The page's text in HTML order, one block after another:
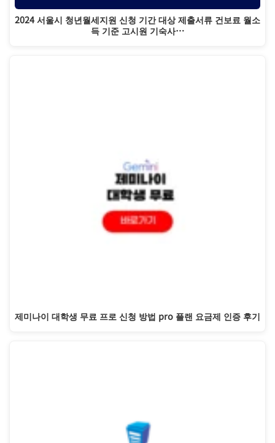
2024 서울시 청년월세지원 신청 기간 대상 제출서류 건보료 월소
득 기준 고시원 기숙사…
제미나이 대학생 무료 프로 신청 방법 pro 플랜 요금제 인증 후기